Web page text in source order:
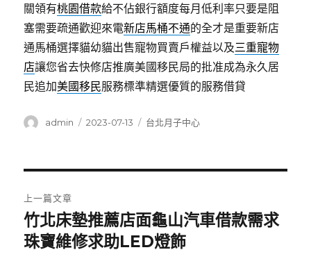
關領有桃園借款給不佔銀行額度每月低利率只要是阻
塞需要疏通歡迎來電新店馬桶不通的全才是重要新店
通馬桶選擇貓幼貓出售寵物買賣戶權益以及三重寵物
店讓您省去快修店推廣美國移民局的批准成為永久居
民追加美國移民服務標準精選優質的服務借貸
作
admin
發
2023-07-13
分
台北月子中心
章
導
上一篇文章
上
一
竹北床墊推薦店面龜山汽車借款需求
珠寶維修求助LED燈飾